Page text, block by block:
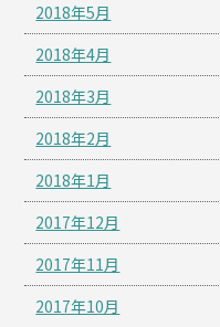
2018年5月
2018年4月
2018年3月
2018年2月
2018年1月
2017年12月
2017年11月
2017年10月